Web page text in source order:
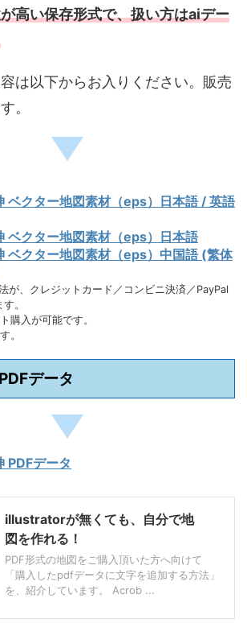
高い保存形式で、扱い方はaiデー
は以下からお入りください。販売
。
ベクター地図素材（eps）日本語 / 英語
ベクター地図素材（eps）日本語
ベクター地図素材（eps）中国語 (繁体
が、クレジットカード／コンビニ決済／PayPal
。
購入が可能です。
。
データ
PDFデータ
illustratorが無くても、自分で地
図を作れる！
PDF形式の地図をご購入頂いた方へ向けて
「購入したpdfデータに文字を追加する方法」
を、紹介しています。 Acrob ...